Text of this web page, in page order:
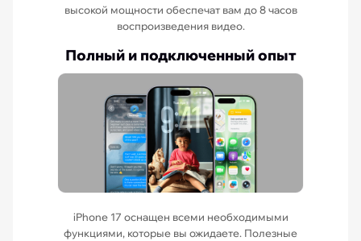
высокой мощности обеспечат вам до 8 часов
воспроизведения видео.
Полный и подключенный опыт
iPhone 17 оснащен всеми необходимыми
функциями, которые вы ожидаете. Полезные